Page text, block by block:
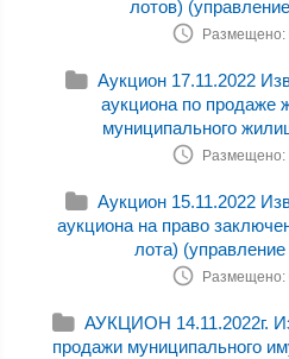
лотов)
Размещено:
Аукцион 17.11.2022
аукциона по продаже
муниципального
Размещено:
Аукцион 15.11.2022
аукциона на право
лота)
Размещено:
АУКЦИОН 14.11.2022г.
продажи муниципального